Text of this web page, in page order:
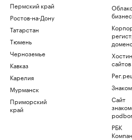
Пермский край
Ростов-на-Дону
Татарстан
Тюмень
Черноземье
Кавказ
Карелия
Мурманск
Приморский
край
сайтов
Сайт
РБК